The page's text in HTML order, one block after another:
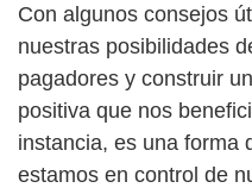
Con algunos consejos
nuestras posibilidades
pagadores y construir
positiva que nos
instancia, es una forma
estamos en control de